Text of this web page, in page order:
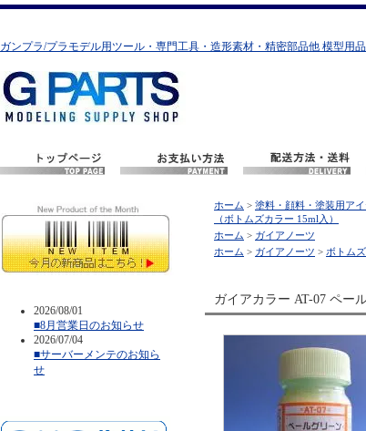
ガンプラ/プラモデル用ツール・専門工具・造形素材・精密部品他 模型用
2026/08/01
■8月営業日のお知らせ
2026/07/04
■サーバーメンテのお知ら
せ
ホーム > 塗料・顔料・塗装用ア
（ボトムズカラー 15ml入）
ホーム > ガイアノーツ
ホーム > ガイアノーツ > ボトム
ガイアカラー AT-07 ペー